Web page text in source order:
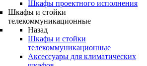
Шкафы проектного исполнения
Шкафы и стойки
телекоммуникационные
Назад
Шкафы и стойки
телекоммуникационные
Аксессуары для климатических